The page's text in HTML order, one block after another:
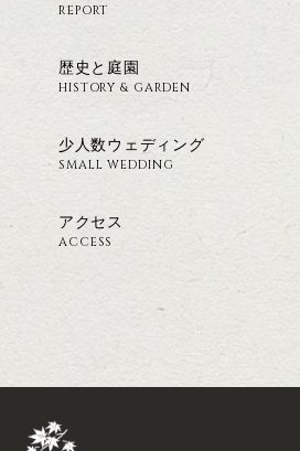
REPORT
歴史と庭園
HISTORY & GARDEN
少人数ウェディング
SMALL WEDDING
アクセス
ACCESS